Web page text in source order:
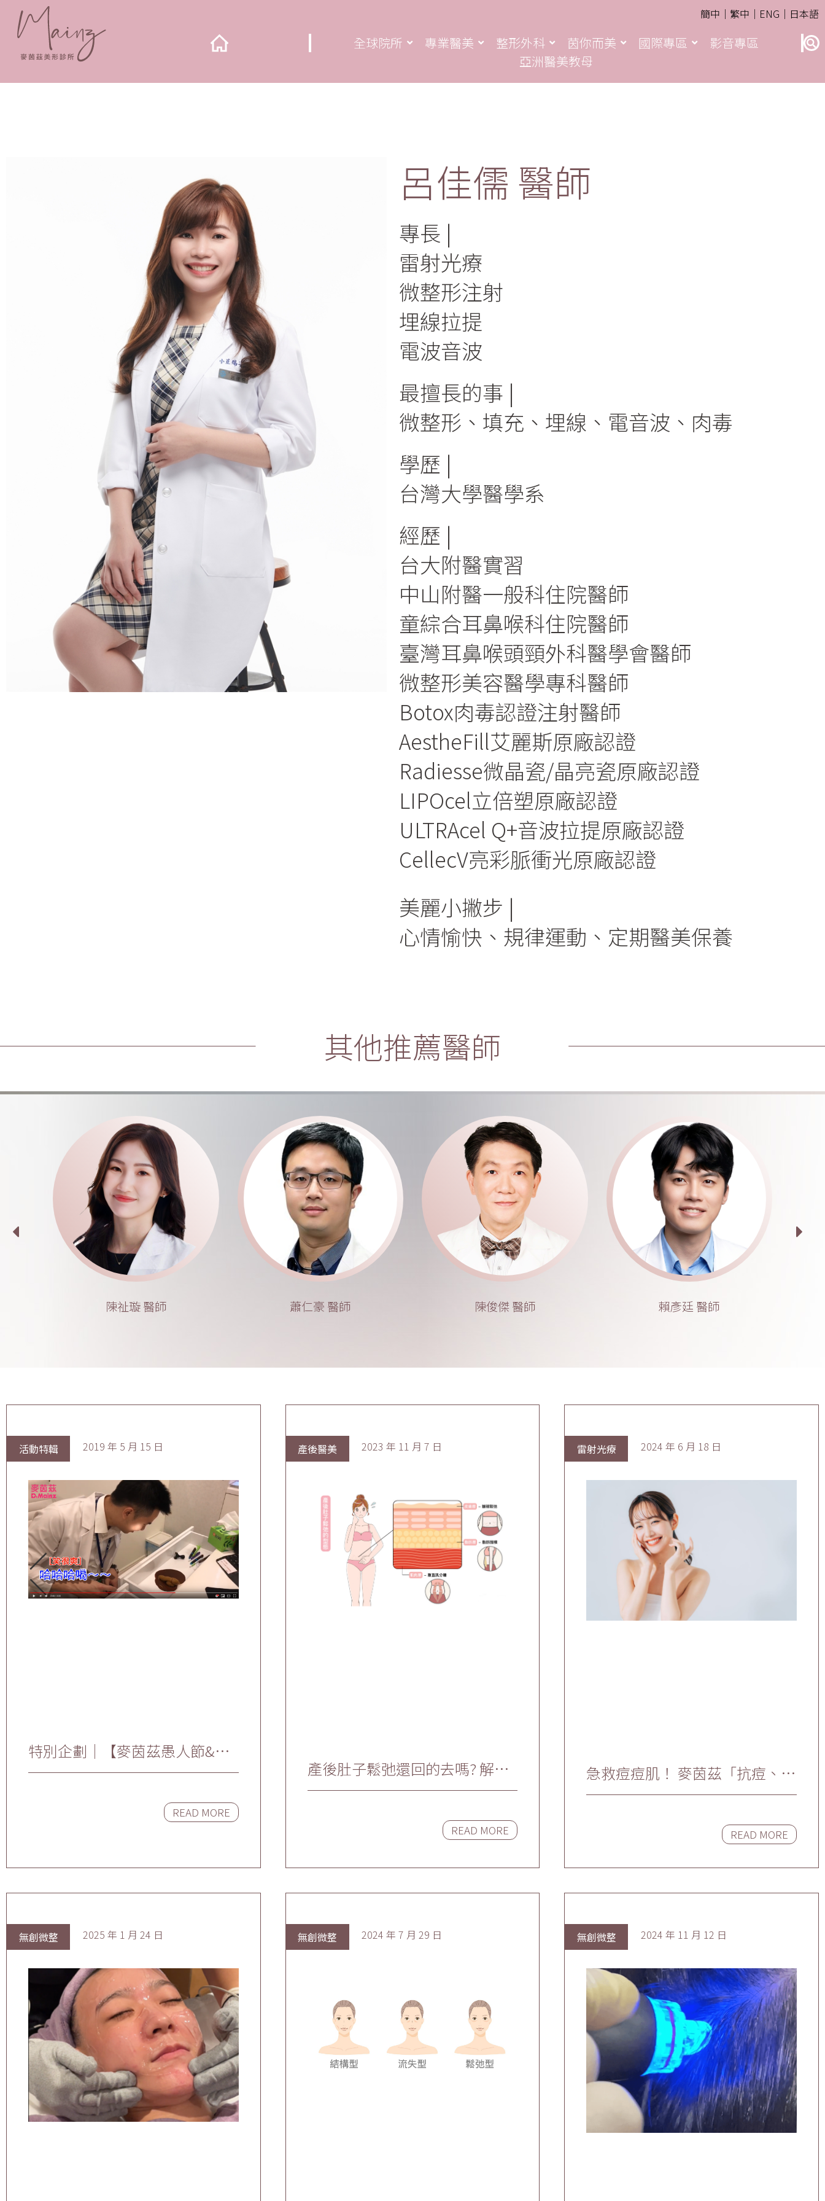
簡中｜ 繁中｜ ENG｜ 日本語
全球院所 專業醫美 整形外科 茵你而美 國際專區
影音專區
亞洲醫美教母
呂佳儒 醫師
專長
雷射光療
微整形注射
埋線拉提
電波音波
最擅長的事
微整形、填充、埋線、電音波、肉毒
學歷
台灣大學醫學系
經歷
台大附醫實習
中山附醫一般科住院醫師
童綜合耳鼻喉科住院醫師
臺灣耳鼻喉頭頸外科醫學會醫師
微整形美容醫學專科醫師
Botox肉毒認證注射醫師
AestheFill艾麗斯原廠認證
Radiesse微晶瓷/晶亮瓷原廠認證
LIPOcel立倍塑原廠認證
ULTRAcel Q+音波拉提原廠認證
CellecV亮彩脈衝光原廠認證
美麗小撇步
心情愉快、規律運動、定期醫美保養
其他推薦醫師
陳祉璇 醫師 蕭仁豪 醫師 陳俊傑 醫師 賴彥廷 醫師
活動特輯
特別企劃｜【麥茵茲愚人節&醫
師節特輯】嚴肅的醫生也有不可
READ MORE
2019 年 5 月 15 日 產後醫美
產後肚子鬆弛還回的去嗎? 解析
各項醫美療程重拾緊實小腹
READ MORE
2023 年 11 月 7 日 雷射光療
急救痘痘肌！ 麥茵茲「抗痘、除
粉刺」療程 拯救夏日油痘肌
READ MORE
2024 年 6 月 18 日
無創微整 2025 年 1 月 24 日 無創微整 2024 年 7 月 29 日 無創微整 2024 年 11 月 12 日